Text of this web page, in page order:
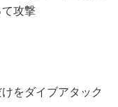
攻撃
をダイブアタック